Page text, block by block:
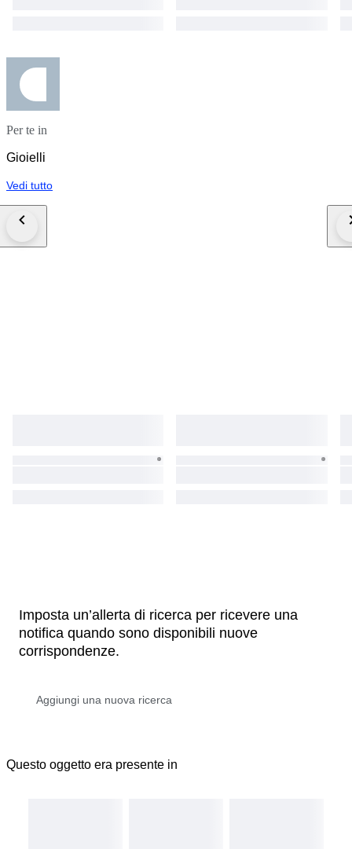
Per te in
Gioielli
Vedi tutto
Imposta un’allerta di ricerca per ricevere una
notifica quando sono disponibili nuove
corrispondenze.
Questo oggetto era presente in